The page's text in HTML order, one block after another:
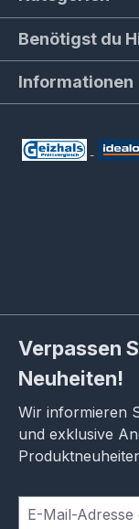
Benötigst du
Informationen
Verpassen
Neuheiten!
Wir informieren
und exklusive